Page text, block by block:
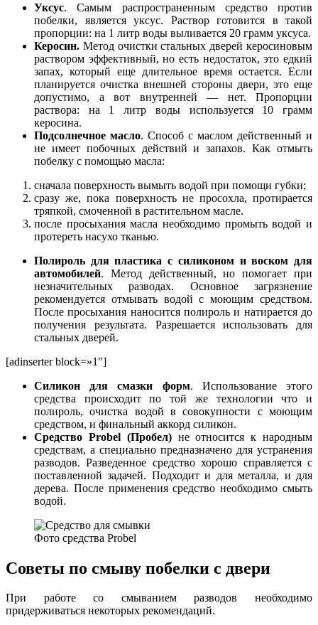
Уксус. Самым распространенным средство против
побелки, является уксус. Раствор готовится в такой
пропорции: на 1 литр воды выливается 20 грамм уксуса.
Керосин. Метод очистки стальных дверей керосиновым
раствором эффективный, но есть недостаток, это едкий
запах, который еще длительное время остается. Если
планируется очистка внешней стороны двери, это еще
допустимо, а вот внутренней — нет. Пропорции
раствора: на 1 литр воды используется 10 грамм
керосина.
Подсолнечное масло. Способ с маслом действенный и
не имеет побочных действий и запахов. Как отмыть
побелку с помощью масла:
сначала поверхность вымыть водой при помощи губки;
сразу же, пока поверхность не просохла, протирается
тряпкой, смоченной в растительном масле.
после просыхания масла необходимо промыть водой и
протереть насухо тканью.
Полироль для пластика с силиконом и воском для
автомобилей. Метод действенный, но помогает при
незначительных разводах. Основное загрязнение
рекомендуется отмывать водой с моющим средством.
После просыхания наносится полироль и натирается до
получения результата. Разрешается использовать для
стальных дверей.
[adinserter block=»1″]
Силикон для смазки форм. Использование этого
средства происходит по той же технологии что и
полироль, очистка водой в совокупности с моющим
средством, и финальный аккорд силикон.
Средство Probel (Пробел) не относится к народным
средствам, а специально предназначено для устранения
разводов. Разведенное средство хорошо справляется с
поставленной задачей. Подходит и для металла, и для
дерева. После применения средство необходимо смыть
водой.
Фото средства Probel
Советы по смыву побелки с двери
При работе со смыванием разводов необходимо
придерживаться некоторых рекомендаций.